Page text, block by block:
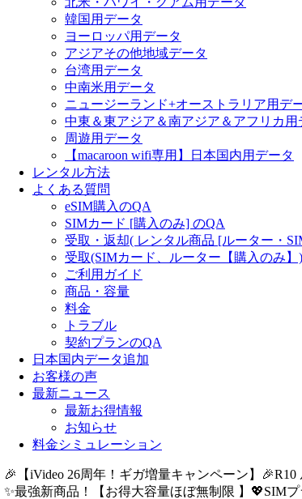
韓国用データ
ヨーロッパ用データ
アジアその他地域データ
台湾用データ
中南米用データ
ニュージーランド+オーストラリア用デ
中東＆東アジア＆南アジア＆アフリカ用
周遊用データ
【macaroon wifi専用】日本国内用データ
レンタル方法
よくある質問
eSIM購入のQA
SIMカード [購入のみ] のQA
受取・返却( レンタル商品 [ルーター・
受取(SIMカード、ルーター【購入のみ】)
ご利用ガイド
商品・容量
料金
トラブル
契約プランのQA
日本国内データ追加
お客様の声
最新ニュース
最新お得情報
お知らせ
料金シミュレーション
🎉【iVideo 26周年！ギガ増量キャンペーン】
✨️最強新商品！【お得大容量ほぼ無制限 】💖SIM